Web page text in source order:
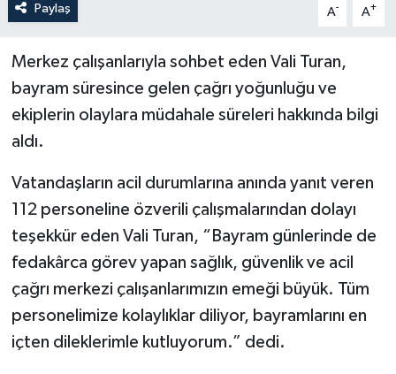
Paylaş A- A+
Merkez çalışanlarıyla sohbet eden Vali Turan,
bayram süresince gelen çağrı yoğunluğu ve
ekiplerin olaylara müdahale süreleri hakkında bilgi
aldı.
Vatandaşların acil durumlarına anında yanıt veren
112 personeline özverili çalışmalarından dolayı
teşekkür eden Vali Turan, “Bayram günlerinde de
fedakârca görev yapan sağlık, güvenlik ve acil
çağrı merkezi çalışanlarımızın emeği büyük. Tüm
personelimize kolaylıklar diliyor, bayramlarını en
içten dileklerimle kutluyorum.” dedi.